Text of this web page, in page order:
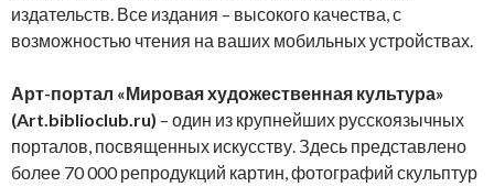
издательств. Все издания – высокого качества, с
возможностью чтения на ваших мобильных устройствах.
Арт-портал «Мировая художественная культура»
(Art.biblioclub.ru) – один из крупнейших русскоязычных
порталов, посвященных искусству. Здесь представлено
более 70 000 репродукций картин, фотографий скульптур